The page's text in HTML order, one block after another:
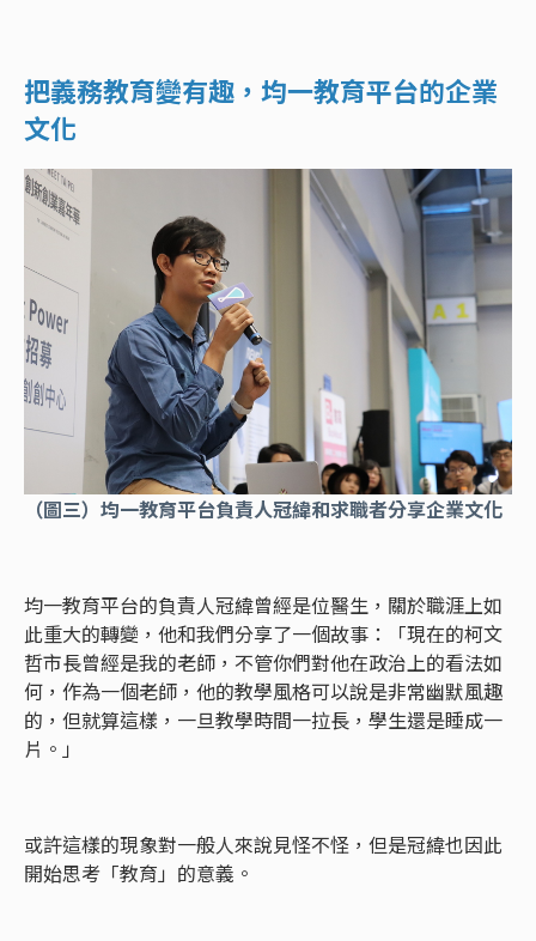
把義務教育變有趣，均一教育平台的企業
文化
（圖三）均一教育平台負責人冠緯和求職者分享企業文化
均一教育平台的負責人冠緯曾經是位醫生，關於職涯上如
此重大的轉變，他和我們分享了一個故事：「現在的柯文
哲市長曾經是我的老師，不管你們對他在政治上的看法如
何，作為一個老師，他的教學風格可以說是非常幽默風趣
的，但就算這樣，一旦教學時間一拉長，學生還是睡成一
片。」
或許這樣的現象對一般人來說見怪不怪，但是冠緯也因此
開始思考「教育」的意義。